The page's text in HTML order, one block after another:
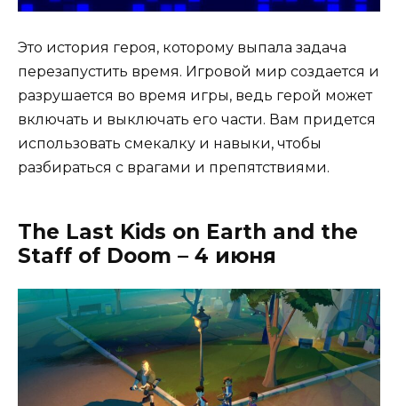
Это история героя, которому выпала задача
перезапустить время. Игровой мир создается и
разрушается во время игры, ведь герой может
включать и выключать его части. Вам придется
использовать смекалку и навыки, чтобы
разбираться с врагами и препятствиями.
The Last Kids on Earth and the
Staff of Doom – 4 июня